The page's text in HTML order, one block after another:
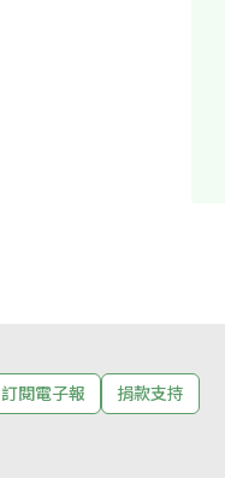
訂閱電子報 捐款支持